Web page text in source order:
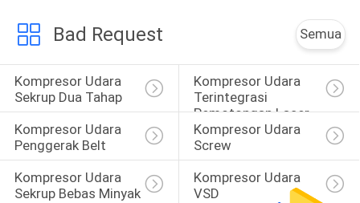
Bad Request Semua
Kompresor Udara
Sekrup Dua Tahap
Kompresor Udara
Terintegrasi
Pemotongan Laser
Kompresor Udara
Penggerak Belt
Kompresor Udara
Screw
Kompresor Udara
Sekrup Bebas Minyak
Kompresor Udara
VSD